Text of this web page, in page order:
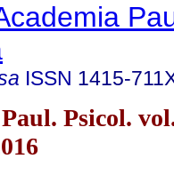
ISSN 1415-
Psicol.